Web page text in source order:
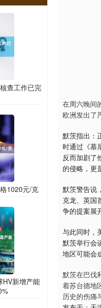
在周六晚间
欧洲发出了
默茨指出：
时通过《慕
反而加剧了
的侵略，更
默茨警告说
克龙、英国
争的提案展
与此同时，
默茨举行会
地区可能会
默茨在巴伐
着苏台德地
历史的伤痛
查工作已完
1020元/克
HV新增产能